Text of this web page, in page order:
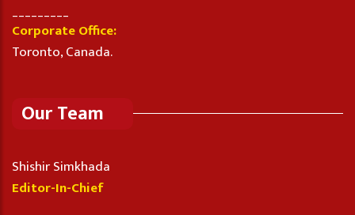
Corporate Office:
Toronto, Canada.
Our Team
Shishir Simkhada
Editor-In-Chief